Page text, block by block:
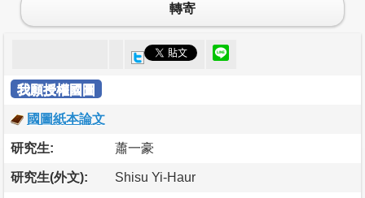
轉寄
我願授權國圖
國圖紙本論文
研究生: 蕭一豪
研究生(外文): Shisu Yi-Haur